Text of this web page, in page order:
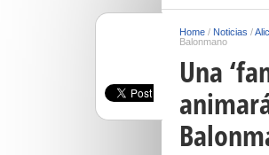
Home / Noticias /
Balonmano
Una